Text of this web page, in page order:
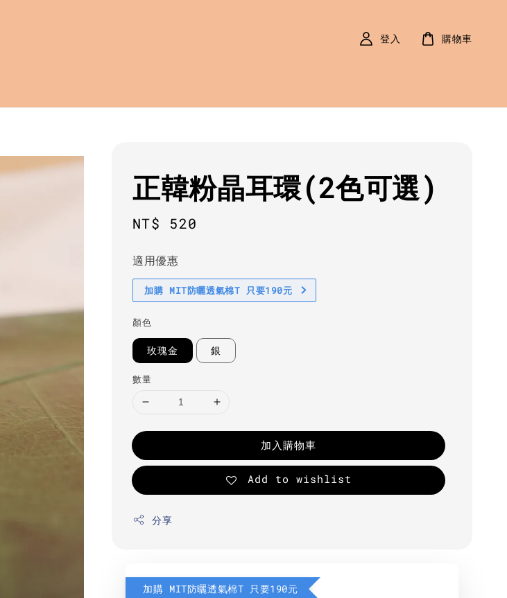
登入 購物車
正韓粉晶耳環(2色可選)
Regular
NT$ 520
適用優惠
加購 MIT防曬透氣棉T 只要190元
顏色
玫瑰金 銀
數量
加入購物車
Add to wishlist
分享
加購 MIT防曬透氣棉T 只要190元